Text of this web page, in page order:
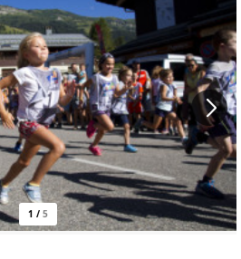
1 / 5